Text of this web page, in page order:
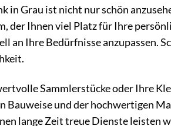
in Grau ist nicht nur schön
der Ihnen viel Platz für Ihre
an Ihre Bedürfnisse anzupassen.
Sammlerstücke oder Ihre
Bauweise und der hochwertigen
lange Zeit treue Dienste leisten